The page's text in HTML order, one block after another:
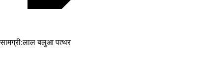
सामग्री:लाल बलुआ पत्थर